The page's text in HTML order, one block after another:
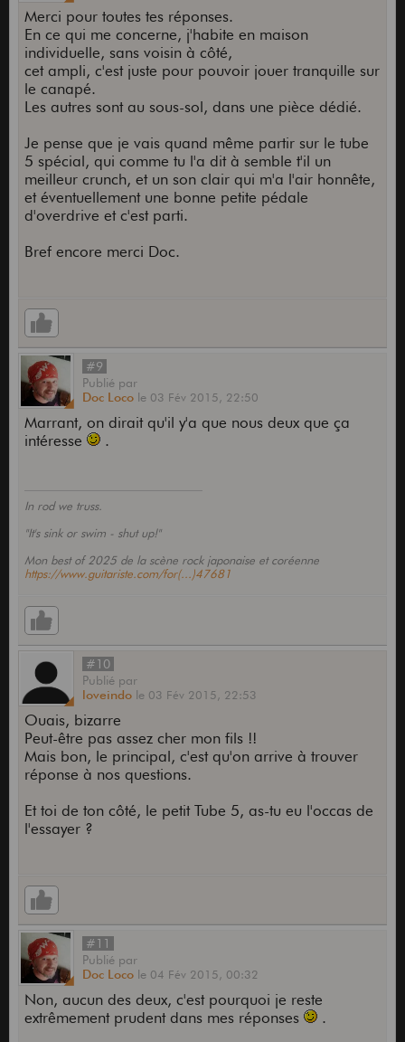
Merci pour toutes tes réponses.
En ce qui me concerne, j'habite en maison
individuelle, sans voisin à côté,
cet ampli, c'est juste pour pouvoir jouer tranquille sur
le canapé.
Les autres sont au sous-sol, dans une pièce dédié.
Je pense que je vais quand même partir sur le tube
5 spécial, qui comme tu l'a dit à semble t'il un
meilleur crunch, et un son clair qui m'a l'air honnête,
et éventuellement une bonne petite pédale
d'overdrive et c'est parti.
Bref encore merci Doc.
#9
Publié par
Doc Loco le 03 Fév 2015, 22:50
Marrant, on dirait qu'il y'a que nous deux que ça
intéresse
.
In rod we truss.
"It's sink or swim - shut up!"
Mon best of 2025 de la scène rock japonaise et coréenne
https://www.guitariste.com/for(...)47681
#10
Publié par
loveindo le 03 Fév 2015, 22:53
Ouais, bizarre
Peut-être pas assez cher mon fils !!
Mais bon, le principal, c'est qu'on arrive à trouver
réponse à nos questions.
Et toi de ton côté, le petit Tube 5, as-tu eu l'occas de
l'essayer ?
#11
Publié par
Doc Loco le 04 Fév 2015, 00:32
Non, aucun des deux, c'est pourquoi je reste
extrêmement prudent dans mes réponses
.